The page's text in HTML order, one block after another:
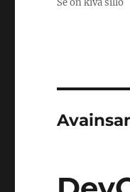
Se on kiva sillo